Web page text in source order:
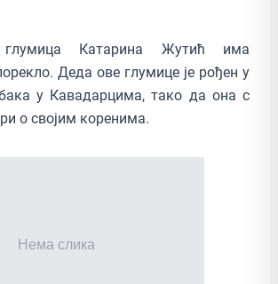
глумица Катарина Жутић има
Деда ове глумице је рођен у
у Кавадарцима, тако да она с
о својим коренима.